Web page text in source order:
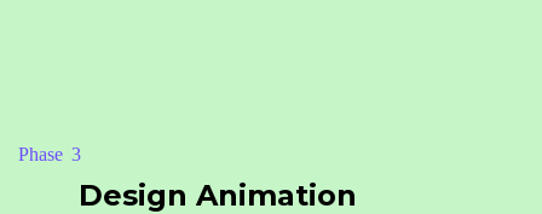
Phase
Design Animation